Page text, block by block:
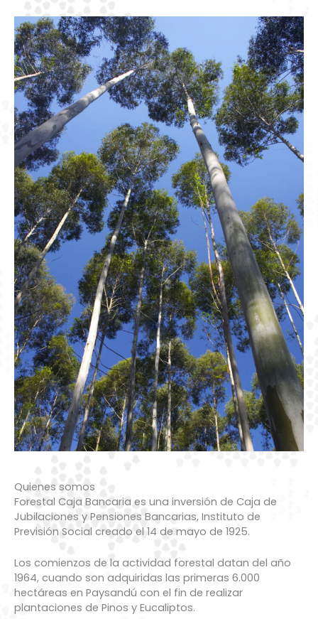
Quienes somos
Forestal Caja Bancaria es una inversión de Caja de
Jubilaciones y Pensiones Bancarias, Instituto de
Previsión Social creado el 14 de mayo de 1925.
Los comienzos de la actividad forestal datan del año
1964, cuando son adquiridas las primeras 6.000
hectáreas en Paysandú con el fin de realizar
plantaciones de Pinos y Eucaliptos.